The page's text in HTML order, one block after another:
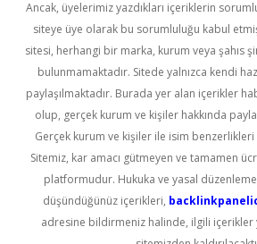
Ancak, üyelerimiz yazdıkları içeriklerin
siteye üye olarak bu sorumluluğu kabul
sitesi, herhangi bir marka, kurum veya şahıs
bulunmamaktadır. Sitede yalnızca kendi
paylaşılmaktadır. Burada yer alan içerikler
olup, gerçek kurum ve kişiler hakkında
Gerçek kurum ve kişiler ile isim
Sitemiz, kar amacı gütmeyen ve tamamen
platformudur. Hukuka ve yasal
düşündüğünüz içerikleri,
adresine bildirmeniz halinde, ilgili içerikler